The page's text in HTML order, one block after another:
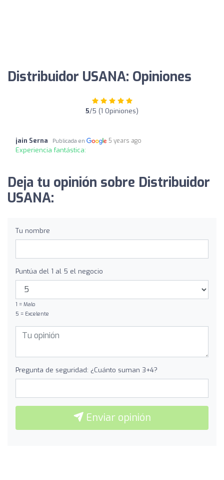
Distribuidor USANA: Opiniones
5/5 (1 Opiniones)
jain Serna Publicada en 5 years ago
Experiencia fantástica:
Deja tu opinión sobre Distribuidor
USANA:
Tu nombre
Puntúa del 1 al 5 el negocio
1 = Malo
5 = Excelente
Pregunta de seguridad: ¿Cuánto suman 3+4?
Enviar opinión